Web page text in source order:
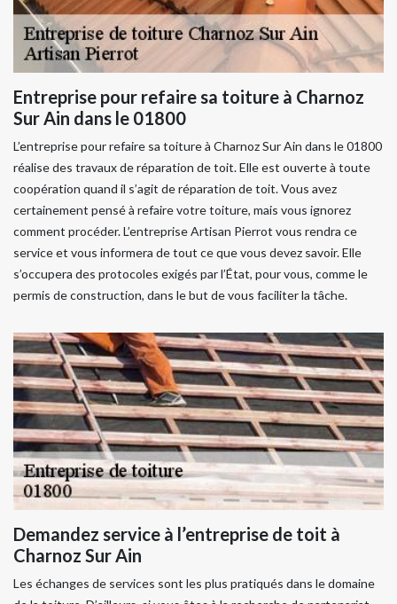
Entreprise pour refaire sa toiture à Charnoz
Sur Ain dans le 01800
L’entreprise pour refaire sa toiture à Charnoz Sur Ain dans le 01800
réalise des travaux de réparation de toit. Elle est ouverte à toute
coopération quand il s’agit de réparation de toit. Vous avez
certainement pensé à refaire votre toiture, mais vous ignorez
comment procéder. L’entreprise Artisan Pierrot vous rendra ce
service et vous informera de tout ce que vous devez savoir. Elle
s’occupera des protocoles exigés par l’État, pour vous, comme le
permis de construction, dans le but de vous faciliter la tâche.
Demandez service à l’entreprise de toit à
Charnoz Sur Ain
Les échanges de services sont les plus pratiqués dans le domaine